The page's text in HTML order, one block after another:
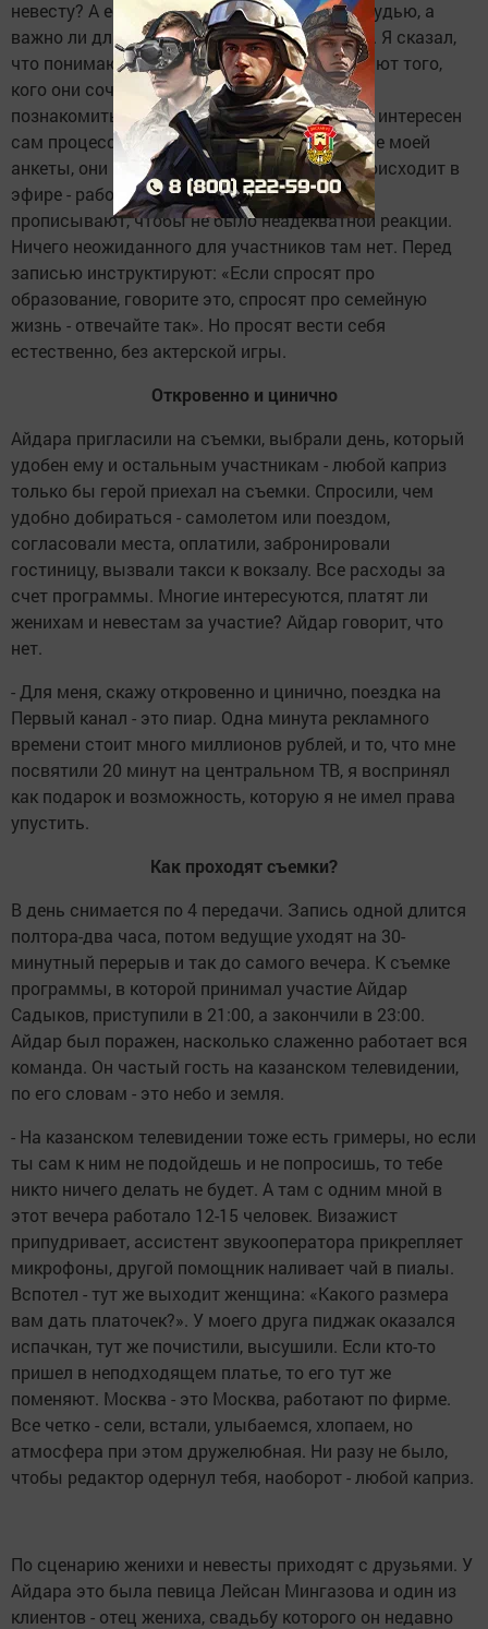
невесту? А если она будет с силиконовой грудью, а
важно ли для меня на каком боку она спит... Я сказал,
что понимаю, что это шоу и пусть приглашают того,
кого они сочтут нужным. Я готов с ними
познакомиться, пообщаться. Для меня был интересен
сам процесс съемок, а не невеста. На основе моей
анкеты, они написали сценарий. Все что происходит в
эфире - работа по сценарию, все вопросы
прописывают, чтобы не было неадекватной реакции.
Ничего неожиданного для участников там нет. Перед
записью инструктируют: «Если спросят про
образование, говорите это, спросят про семейную
жизнь - отвечайте так». Но просят вести себя
естественно, без актерской игры.
Откровенно и цинично
Айдара пригласили на съемки, выбрали день, который
удобен ему и остальным участникам - любой каприз
только бы герой приехал на съемки. Спросили, чем
удобно добираться - самолетом или поездом,
согласовали места, оплатили, забронировали
гостиницу, вызвали такси к вокзалу. Все расходы за
счет программы. Многие интересуются, платят ли
женихам и невестам за участие? Айдар говорит, что
нет.
- Для меня, скажу откровенно и цинично, поездка на
Первый канал - это пиар. Одна минута рекламного
времени стоит много миллионов рублей, и то, что мне
посвятили 20 минут на центральном ТВ, я воспринял
как подарок и возможность, которую я не имел права
упустить.
Как проходят съемки?
В день снимается по 4 передачи. Запись одной длится
полтора-два часа, потом ведущие уходят на 30-
минутный перерыв и так до самого вечера. К съемке
программы, в которой принимал участие Айдар
Садыков, приступили в 21:00, а закончили в 23:00.
Айдар был поражен, насколько слаженно работает вся
команда. Он частый гость на казанском телевидении,
по его словам - это небо и земля.
- На казанском телевидении тоже есть гримеры, но если
ты сам к ним не подойдешь и не попросишь, то тебе
никто ничего делать не будет. А там с одним мной в
этот вечера работало 12-15 человек. Визажист
припудривает, ассистент звукооператора прикрепляет
микрофоны, другой помощник наливает чай в пиалы.
Вспотел - тут же выходит женщина: «Какого размера
вам дать платочек?». У моего друга пиджак оказался
испачкан, тут же почистили, высушили. Если кто-то
пришел в неподходящем платье, то его тут же
поменяют. Москва - это Москва, работают по фирме.
Все четко - сели, встали, улыбаемся, хлопаем, но
атмосфера при этом дружелюбная. Ни разу не было,
чтобы редактор одернул тебя, наоборот - любой каприз.
По сценарию женихи и невесты приходят с друзьями. У
Айдара это была певица Лейсан Мингазова и один из
клиентов - отец жениха, свадьбу которого он недавно